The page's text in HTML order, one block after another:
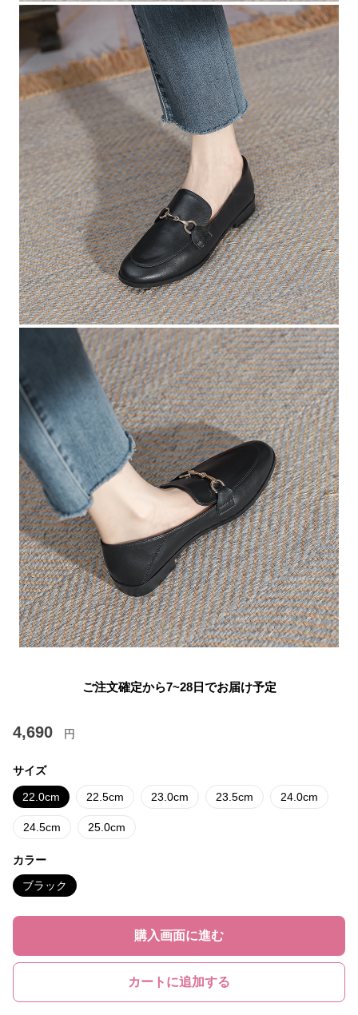
ご注文確定から7~28日でお届け予定
4,690 円
サイズ
22.0cm 22.5cm 23.0cm 23.5cm 24.0cm
24.5cm 25.0cm
カラー
ブラック
購入画面に進む
カートに追加する